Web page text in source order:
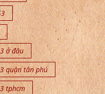
ở đâu
quận tân phú
tphcm